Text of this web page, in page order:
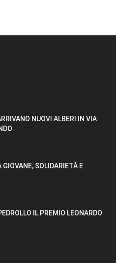
NUOVI ALBERI IN VIA
GIOVANE, SOLIDARIETÀ E
IL PREMIO LEONARDO